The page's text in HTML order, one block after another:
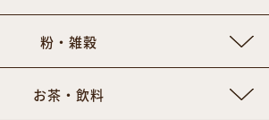
粉・雑穀
お茶・飲料